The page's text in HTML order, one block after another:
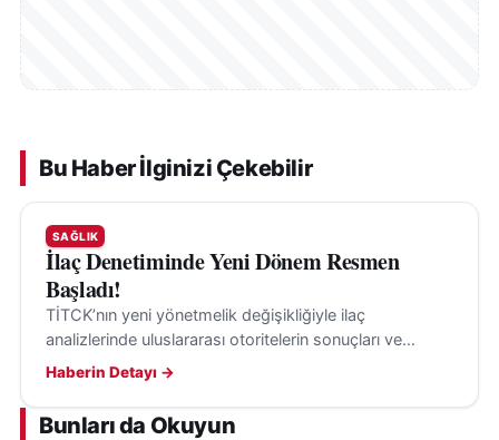
Bu Haber İlginizi Çekebilir
SAĞLIK
İlaç Denetiminde Yeni Dönem Resmen
Başladı!
TİTCK’nın yeni yönetmelik değişikliğiyle ilaç
analizlerinde uluslararası otoritelerin sonuçları ve
kılavuzları, belirli şartlarla değerlendirmeye alınabilecek.
Haberin Detayı →
Bunları da Okuyun